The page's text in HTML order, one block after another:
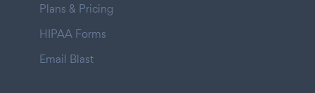
Plans & Pricing
HIPAA Forms
Email Blast